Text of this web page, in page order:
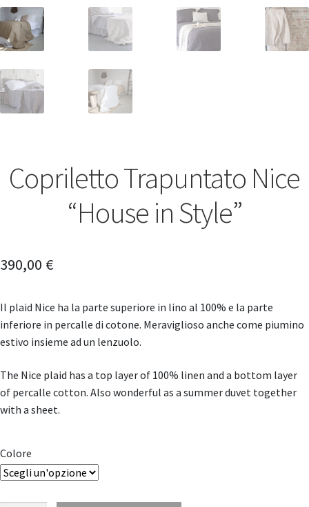
Copriletto Trapuntato Nice
“House in Style”
390,00 €
Il plaid Nice ha la parte superiore in lino al 100% e la parte
inferiore in percalle di cotone. Meraviglioso anche come piumino
estivo insieme ad un lenzuolo.
The Nice plaid has a top layer of 100% linen and a bottom layer
of percalle cotton. Also wonderful as a summer duvet together
with a sheet.
Colore